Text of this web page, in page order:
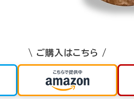
\ ご購入はこちら /